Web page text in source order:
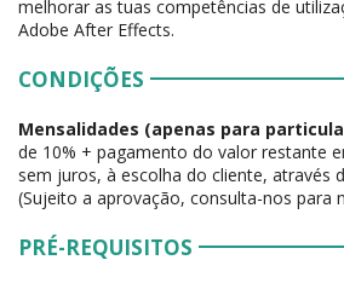
melhorar as tuas competências de
Adobe After Effects.
CONDIÇÕES
Mensalidades (apenas para
de 10% + pagamento do valor restante
sem juros, à escolha do cliente, através
(Sujeito a aprovação, consulta-nos para
PRÉ-REQUISITOS